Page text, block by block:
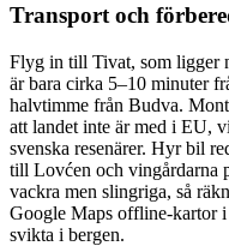
Transport och
Flyg in till Tivat, som ligger
är bara cirka 5–10 minuter
halvtimme från Budva.
att landet inte är med i EU,
svenska resenärer. Hyr bil
till Lovćen och vingårdarna
vackra men slingriga, så
Google Maps offline-kartor
svikta i bergen.